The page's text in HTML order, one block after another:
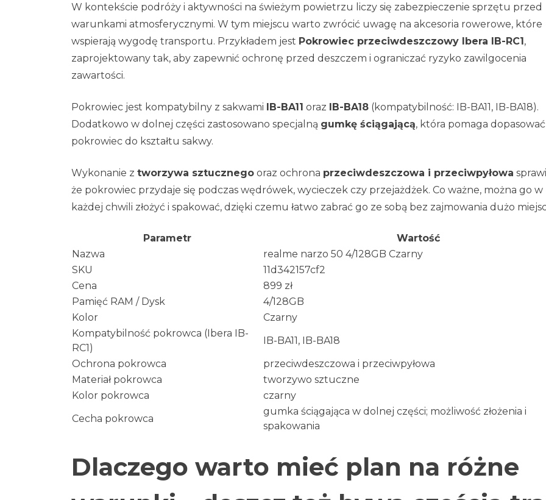
W kontekście podróży i aktywności na świeżym powietrzu liczy się zabezpieczenie sprzętu przed
warunkami atmosferycznymi. W tym miejscu warto zwrócić uwagę na akcesoria rowerowe, które
wspierają wygodę transportu. Przykładem jest Pokrowiec przeciwdeszczowy Ibera IB-RC1,
zaprojektowany tak, aby zapewnić ochronę przed deszczem i ograniczać ryzyko zawilgocenia
zawartości.
Pokrowiec jest kompatybilny z sakwami IB-BA11 oraz IB-BA18 (kompatybilność: IB-BA11, IB-BA18).
Dodatkowo w dolnej części zastosowano specjalną gumkę ściągającą, która pomaga dopasować
pokrowiec do kształtu sakwy.
Wykonanie z tworzywa sztucznego oraz ochrona przeciwdeszczowa i przeciwpyłowa
że pokrowiec przydaje się podczas wędrówek, wycieczek czy przejażdżek. Co ważne, można go w
każdej chwili złożyć i spakować, dzięki czemu łatwo zabrać go ze sobą bez zajmowania dużo
Parametr
Wartość
Nazwa
realme narzo 50 4/128GB Czarny
SKU
11d342157cf2
Cena
899 zł
Pamięć RAM / Dysk
4/128GB
Kolor
Czarny
Kompatybilność pokrowca (Ibera IB-
RC1)
IB-BA11, IB-BA18
Ochrona pokrowca
przeciwdeszczowa i przeciwpyłowa
Materiał pokrowca
tworzywo sztuczne
Kolor pokrowca
czarny
Cecha pokrowca
gumka ściągająca w dolnej części; możliwość złożenia i
spakowania
Dlaczego warto mieć plan na różne